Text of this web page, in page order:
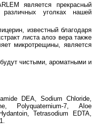
является прекрасный
уголках нашей
известный благодаря
листа алоэ вера также
микротрещины, является
чистыми, ароматными и
DEA, Sodium Chloride,
Polyquaternium-7, Aloe
Tetrasodium EDTA,